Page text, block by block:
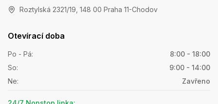
Roztylská 2321/19, 148 00 Praha 11-Chodov
Otevírací doba
Po - Pá:
8:00 - 18:00
So:
9:00 - 14:00
Ne: Zavřeno